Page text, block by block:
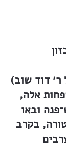
(הוא אחיו של ר׳ דוד שוב). פרשה
אלה,
ובאו
בקרב